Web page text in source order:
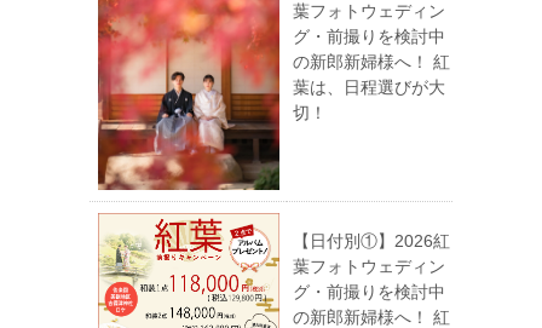
葉フォトウェディン
グ・前撮りを検討中
の新郎新婦様へ！ 紅
葉は、日程選びが大
切！
【日付別①】2026紅
葉フォトウェディン
グ・前撮りを検討中
の新郎新婦様へ！ 紅